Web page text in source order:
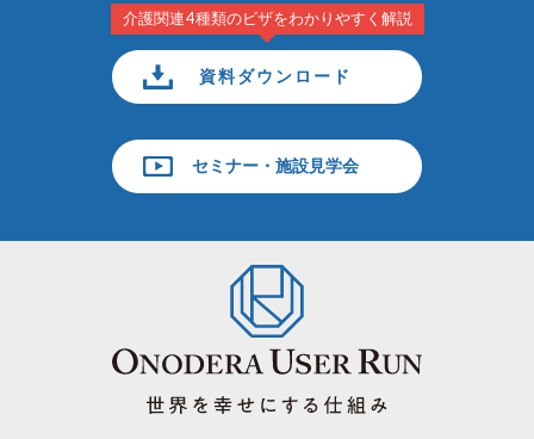
介護関連4種類のビザをわかりやすく解説
資料ダウンロード
セミナー・施設見学会